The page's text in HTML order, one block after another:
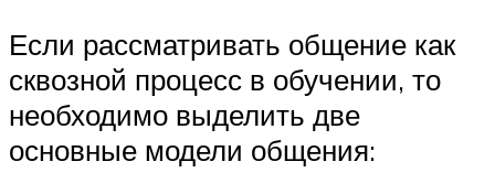
Если рассматривать общение как
сквозной процесс в обучении, то
необходимо выделить две
основные модели общения: